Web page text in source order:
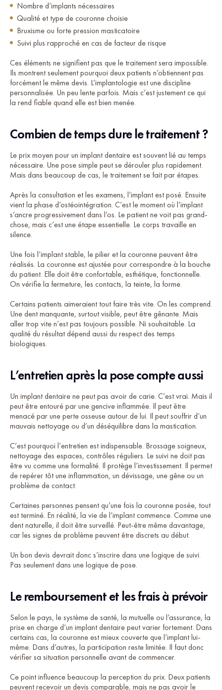
Nombre d’implants nécessaires
Qualité et type de couronne choisie
Bruxisme ou forte pression masticatoire
Suivi plus rapproché en cas de facteur de risque
Ces éléments ne signifient pas que le traitement sera impossible.
Ils montrent seulement pourquoi deux patients n’obtiennent pas
forcément le même devis. L’implantologie est une discipline
personnalisée. Un peu lente parfois. Mais c’est justement ce qui
la rend fiable quand elle est bien menée.
Combien de temps dure le traitement ?
Le prix moyen pour un implant dentaire est souvent lié au temps
nécessaire. Une pose simple peut se dérouler plus rapidement.
Mais dans beaucoup de cas, le traitement se fait par étapes.
Après la consultation et les examens, l’implant est posé. Ensuite
vient la phase d’ostéointégration. C’est le moment où l’implant
s’ancre progressivement dans l’os. Le patient ne voit pas grand-
chose, mais c’est une étape essentielle. Le corps travaille en
silence.
Une fois l’implant stable, le pilier et la couronne peuvent être
réalisés. La couronne est ajustée pour correspondre à la bouche
du patient. Elle doit être confortable, esthétique, fonctionnelle.
On vérifie la fermeture, les contacts, la teinte, la forme.
Certains patients aimeraient tout faire très vite. On les comprend.
Une dent manquante, surtout visible, peut être gênante. Mais
aller trop vite n’est pas toujours possible. Ni souhaitable. La
qualité du résultat dépend aussi du respect des temps
biologiques.
L’entretien après la pose compte aussi
Un implant dentaire ne peut pas avoir de carie. C’est vrai. Mais il
peut être entouré par une gencive inflammée. Il peut être
menacé par une perte osseuse autour de lui. Il peut souffrir d’un
mauvais nettoyage ou d’un déséquilibre dans la mastication.
C’est pourquoi l’entretien est indispensable. Brossage soigneux,
nettoyage des espaces, contrôles réguliers. Le suivi ne doit pas
être vu comme une formalité. Il protège l’investissement. Il permet
de repérer tôt une inflammation, un dévissage, une gêne ou un
problème de contact.
Certaines personnes pensent qu’une fois la couronne posée, tout
est terminé. En réalité, la vie de l’implant commence. Comme une
dent naturelle, il doit être surveillé. Peut-être même davantage,
car les signes de problème peuvent être discrets au début.
Un bon devis devrait donc s’inscrire dans une logique de suivi.
Pas seulement dans une logique de pose.
Le remboursement et les frais à prévoir
Selon le pays, le système de santé, la mutuelle ou l’assurance, la
prise en charge d’un implant dentaire peut varier fortement. Dans
certains cas, la couronne est mieux couverte que l’implant lui-
même. Dans d’autres, la participation reste limitée. Il faut donc
vérifier sa situation personnelle avant de commencer.
Ce point influence beaucoup la perception du prix. Deux patients
peuvent recevoir un devis comparable, mais ne pas avoir le